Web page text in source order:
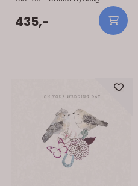
gjestebok med blondemønster
på coveret. 24cm x 17cm Hvit.
Boken inneholder noen få
tekst-sider hvor man kan fylle
435,-
På lager